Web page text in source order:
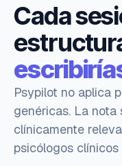
Cada
Psypilot no aplica
genéricas. La
clínicamente
psicólogos